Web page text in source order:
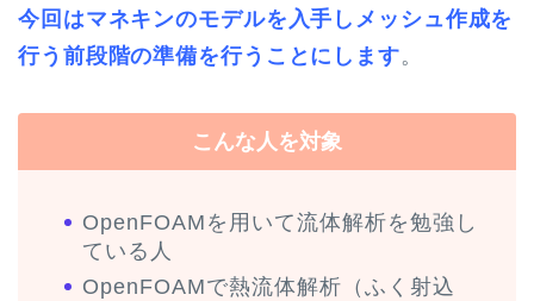
今回はマネキンのモデルを入手しメッシュ作成を
行う前段階の準備を行うことにします。
こんな人を対象
OpenFOAMを用いて流体解析を勉強し
ている人
OpenFOAMで熱流体解析（ふく射込